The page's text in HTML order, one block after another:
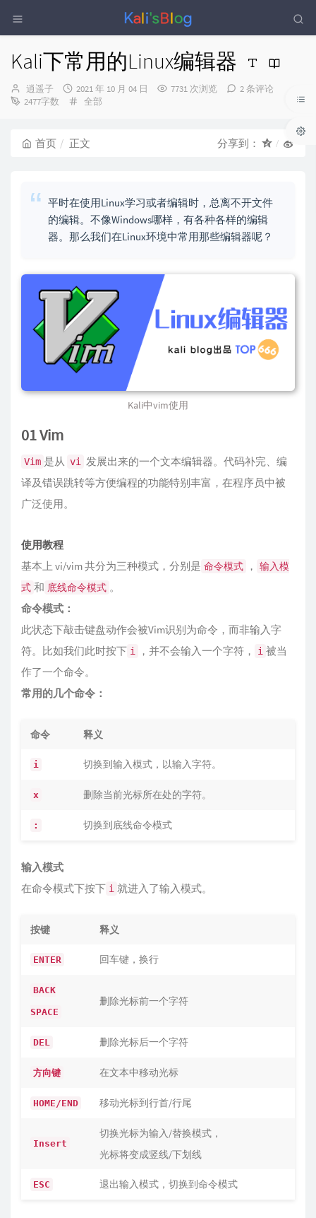
Kali下常用的Linux编辑器
博
主：
逍遥子
发
布
2021 年 10 月 04 日 7731 次浏览
2 条评论
2477字数
分
全部
首页 正文 分享到：
平时在使用Linux学习或者编辑时，总离不开文件
的编辑。不像Windows哪样，有各种各样的编辑
器。那么我们在Linux环境中常用那些编辑器呢？
Kali中vim使用
01 Vim
Vim 是从 vi
发展出来的一个文本编辑器。代码补完、编
译及错误跳转等方便编程的功能特别丰富，在程序员中被
广泛使用。
使用教程
基本上 vi/vim 共分为三种模式，分别是 命令模式 ，
输入模
式 和 底线命令模式 。
命令模式：
此状态下敲击键盘动作会被Vim识别为命令，而非输入字
符。比如我们此时按下 i ，并不会输入一个字符， i 被当
作了一个命令。
常用的几个命令：
命令 释义
i 切换到输入模式，以输入字符。
x 删除当前光标所在处的字符。
: 切换到底线命令模式
输入模式
在命令模式下按下 i 就进入了输入模式。
按键 释义
ENTER 回车键，换行
BACK
SPACE
删除光标前一个字符
DEL 删除光标后一个字符
方向键 在文本中移动光标
HOME/END 移动光标到行首/行尾
Insert
切换光标为输入/替换模式，
光标将变成竖线/下划线
ESC 退出输入模式，切换到命令模式